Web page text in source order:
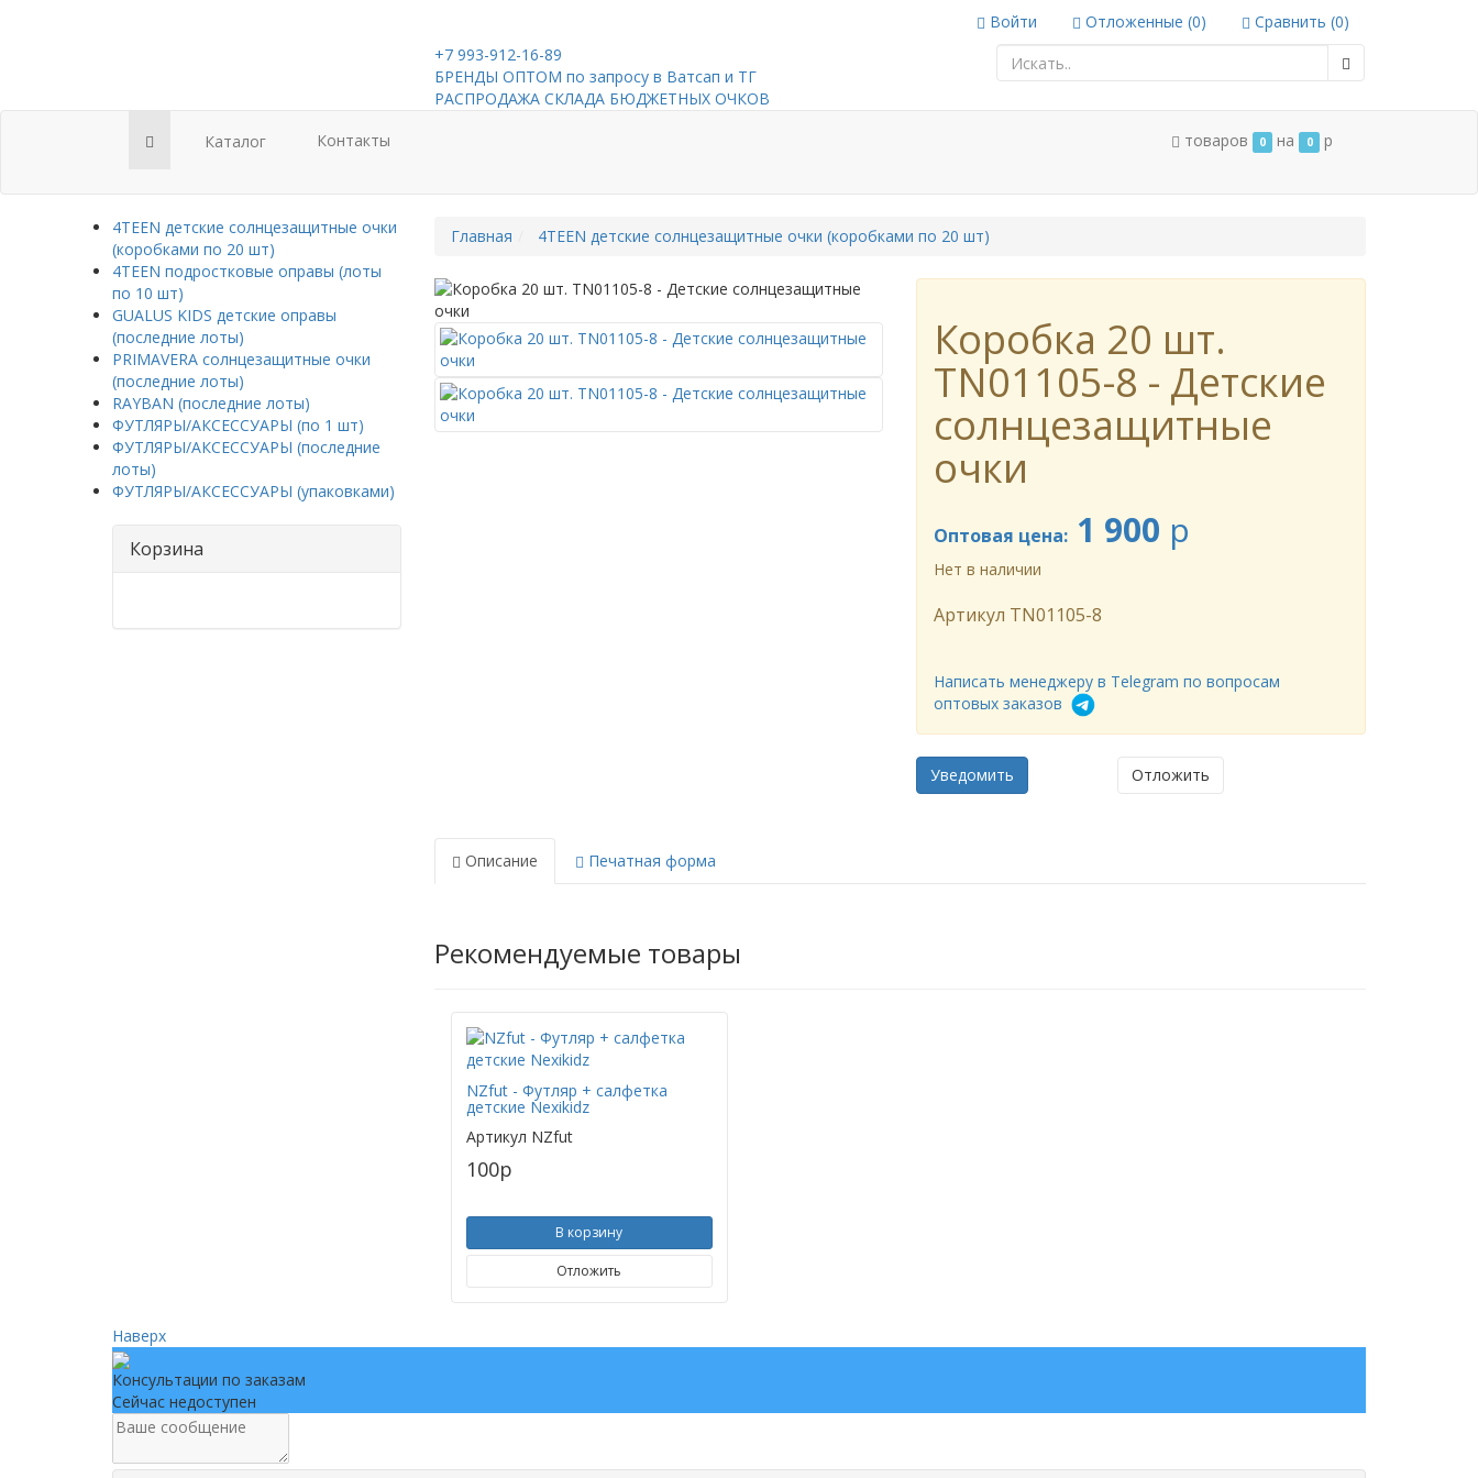
Войти Отложенные (0) Сравнить (0)
+7 993-912-16-89
БРЕНДЫ ОПТОМ по запросу в Ватсап и ТГ
РАСПРОДАЖА СКЛАДА БЮДЖЕТНЫХ ОЧКОВ
Каталог Контакты товаров 0 на 0 p
4TEEN детские солнцезащитные очки
(коробками по 20 шт)
4TEEN подростковые оправы (лоты
по 10 шт)
GUALUS KIDS детские оправы
(последние лоты)
PRIMAVERA солнцезащитные очки
(последние лоты)
RAYBAN (последние лоты)
ФУТЛЯРЫ/АКСЕССУАРЫ (по 1 шт)
ФУТЛЯРЫ/АКСЕССУАРЫ (последние
лоты)
ФУТЛЯРЫ/АКСЕССУАРЫ (упаковками)
Корзина
Главная 4TEEN детские солнцезащитные очки (коробками по 20 шт)
Коробка 20 шт.
TN01105-8 - Детские
солнцезащитные
очки
Оптовая цена: 1 900 p
Нет в наличии
Артикул TN01105-8
Написать менеджеру в Telegram по вопросам
оптовых заказов
Уведомить Отложить
Описание Печатная форма
Рекомендуемые товары
NZfut - Футляр + салфетка
детские Nexikidz
Артикул NZfut
100p
В корзину
Отложить
Наверх
Консультации по заказам
Сейчас недоступен